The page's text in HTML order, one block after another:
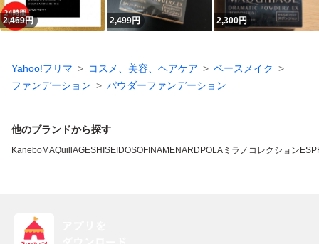
2,469円 2,499円 2,300円
Yahoo!フリマ コスメ、美容、ヘアケア
ベースメイク
ファンデーション
パウダーファンデーション
他のブランドから探す
KaneboMAQuillAGESHISEIDOSOFINAMENARD POLA ミラノコレクション